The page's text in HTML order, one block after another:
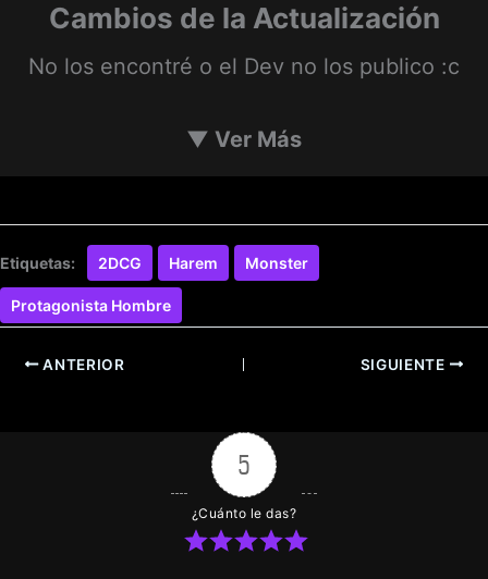
Cambios de la Actualización
No los encontré o el Dev no los publico :c
▼ Ver Más
Etiquetas: 2DCG Harem Monster
Protagonista Hombre
ANTERIOR SIGUIENTE
5
¿Cuánto le das?